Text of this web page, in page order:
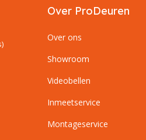
Over ProDeuren
Over ons
Showroom
Videobellen
Inmeetservice
Montageservice